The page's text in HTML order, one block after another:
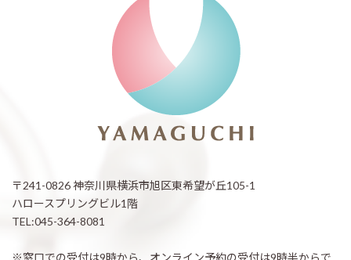
〒241-0826 神奈川県横浜市旭区東希望が丘105-1
ハロースプリングビル1階
TEL:045-364-8081
※窓口での受付は9時から、オンライン予約の受付は9時半からで